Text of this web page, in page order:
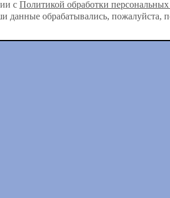
с Политикой обработки
данные обрабатывались, пожалуйста,